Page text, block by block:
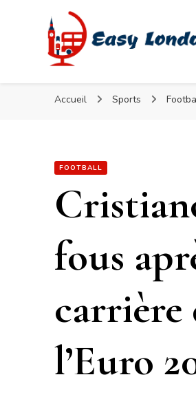
Easy London
Easy London
Accueil Sports
FOOTBALL
fous
carrière
l’Euro